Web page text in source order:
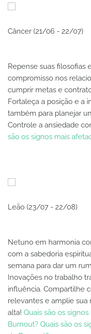
Câncer (21/06 - 22/07)
Repense suas filosofias
compromisso nos
cumprir metas e
Fortaleça a posição e a
também para planejar
Controle a ansiedade
são os signos mais
Leão (23/07 - 22/08)
Netuno em harmonia
com a sabedoria
semana para dar um
Inovações no trabalho
influência. Compartilhe
relevantes e amplie sua
alta! Quais são os
Burnout? Quais são os